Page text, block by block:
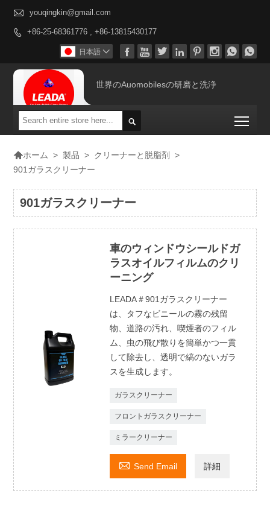
 youqingkin@gmail.com
 +86-25-68361776 , +86-13815430177
       
日本語 
世界のAuomobilesの研磨と洗浄

ホーム > 製品 > クリーナーと脱脂剤
>
901ガラスクリーナー
901ガラスクリーナー
車のウィンドウシールドガ
ラスオイルフィルムのクリ
ーニング
LEADA＃901ガラスクリーナー
は、タフなビニールの霧の残留
物、道路の汚れ、喫煙者のフィル
ム、虫の飛び散りを簡単かつ一貫
して除去し、透明で縞のないガラ
スを生成します。
ガラスクリーナー
フロントガラスクリーナー
ミラークリーナー
 Send Email 詳細